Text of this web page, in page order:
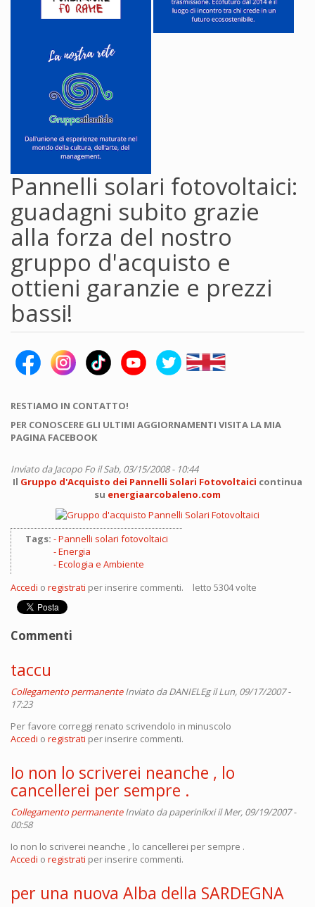
Pannelli solari fotovoltaici:
guadagni subito grazie
alla forza del nostro
gruppo d'acquisto e
ottieni garanzie e prezzi
bassi!
RESTIAMO IN CONTATTO!
PER CONOSCERE GLI ULTIMI AGGIORNAMENTI VISITA LA MIA
PAGINA FACEBOOK
Inviato daJacopo Fo il Sab, 03/15/2008 - 10:44
Il Gruppo d'Acquisto dei Pannelli Solari Fotovoltaici continua
su energiaarcobaleno.com
Tags:
Pannelli solari fotovoltaici
Energia
Ecologia e Ambiente
Accedi o registrati per inserire commenti. letto 5304 volte
Commenti
taccu
Collegamento permanente Inviato daDANIELEgil Lun, 09/17/2007 -
17:23
Per favore correggi renato scrivendolo in minuscolo
Accedi o registrati per inserire commenti.
Io non lo scriverei neanche , lo
cancellerei per sempre .
Collegamento permanente Inviato dapaperinikxiil Mer, 09/19/2007 -
00:58
Io non lo scriverei neanche , lo cancellerei per sempre .
Accedi o registrati per inserire commenti.
per una nuova Alba della SARDEGNA